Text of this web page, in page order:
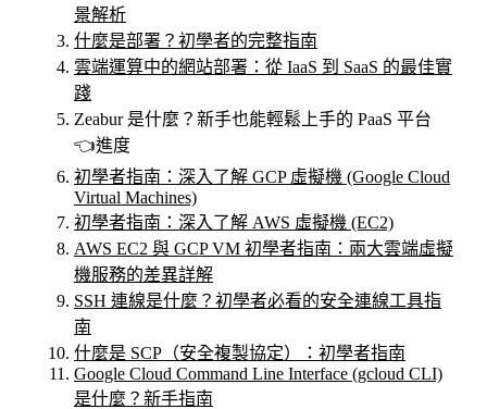
景解析
什麼是部署？初學者的完整指南
雲端運算中的網站部署：從 IaaS 到 SaaS 的最佳實
踐
Zeabur 是什麼？新手也能輕鬆上手的 PaaS 平台
👈進度
初學者指南：深入了解 GCP 虛擬機 (Google Cloud
Virtual Machines)
初學者指南：深入了解 AWS 虛擬機 (EC2)
AWS EC2 與 GCP VM 初學者指南：兩大雲端虛擬
機服務的差異詳解
SSH 連線是什麼？初學者必看的安全連線工具指
南
什麼是 SCP（安全複製協定）：初學者指南
Google Cloud Command Line Interface (gcloud CLI)
是什麼？新手指南